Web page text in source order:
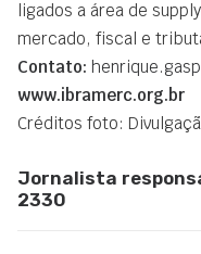
ligados a área de
mercado, fiscal e
Contato:
www.ibramerc.org.br
Créditos foto:
Jornalista
2330